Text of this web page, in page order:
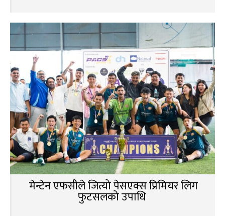
मेन्टेन एफसीले जित्यो पेसएक्स प्रिमियर लिग
फुटसलको उपाधि